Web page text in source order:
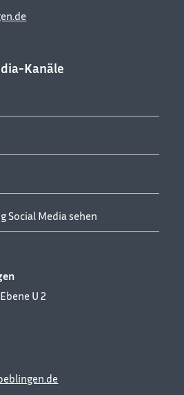
Kanäle
Social Media sehen
U 2